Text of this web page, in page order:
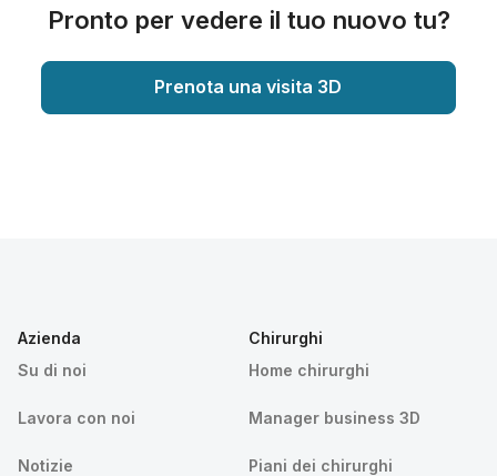
Pronto per vedere il tuo nuovo tu?
Prenota una visita 3D
Azienda
Su di noi
Lavora con noi
Notizie
Chirurghi
Home chirurghi
Manager business 3D
Piani dei chirurghi